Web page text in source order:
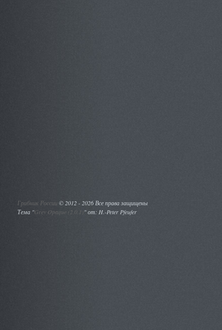
Грибник России ©2012 - 2026 Все права защищены
Тема "Grey Opaque (2.0.1)" от: H.-Peter Pfeufer